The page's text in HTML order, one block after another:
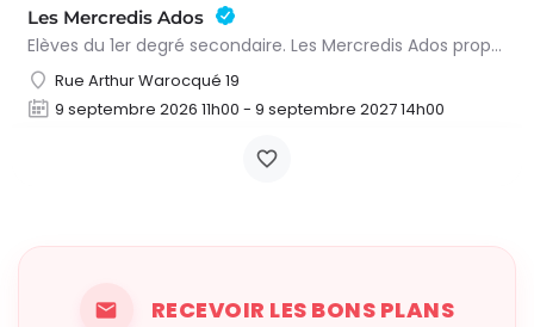
Les Mercredis Ados
Elèves du 1er degré secondaire. Les Mercredis Ados proposent, aux jeunes, un accompagnement scolaire et une…
Rue Arthur Warocqué 19
9 septembre 2026 11h00 - 9 septembre 2027 14h00
RECEVOIR LES BONS PLANS